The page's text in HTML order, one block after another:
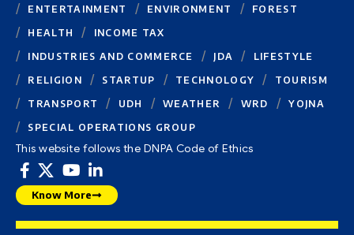
ENTERTAINMENT
ENVIRONMENT
FOREST
HEALTH
INCOME TAX
INDUSTRIES AND COMMERCE
JDA
LIFESTYLE
RELIGION
STARTUP TECHNOLOGY
TOURISM
TRANSPORT
UDH WEATHER WRD
YOJNA
SPECIAL OPERATIONS GROUP
This website follows the DNPA Code of Ethics
Know More